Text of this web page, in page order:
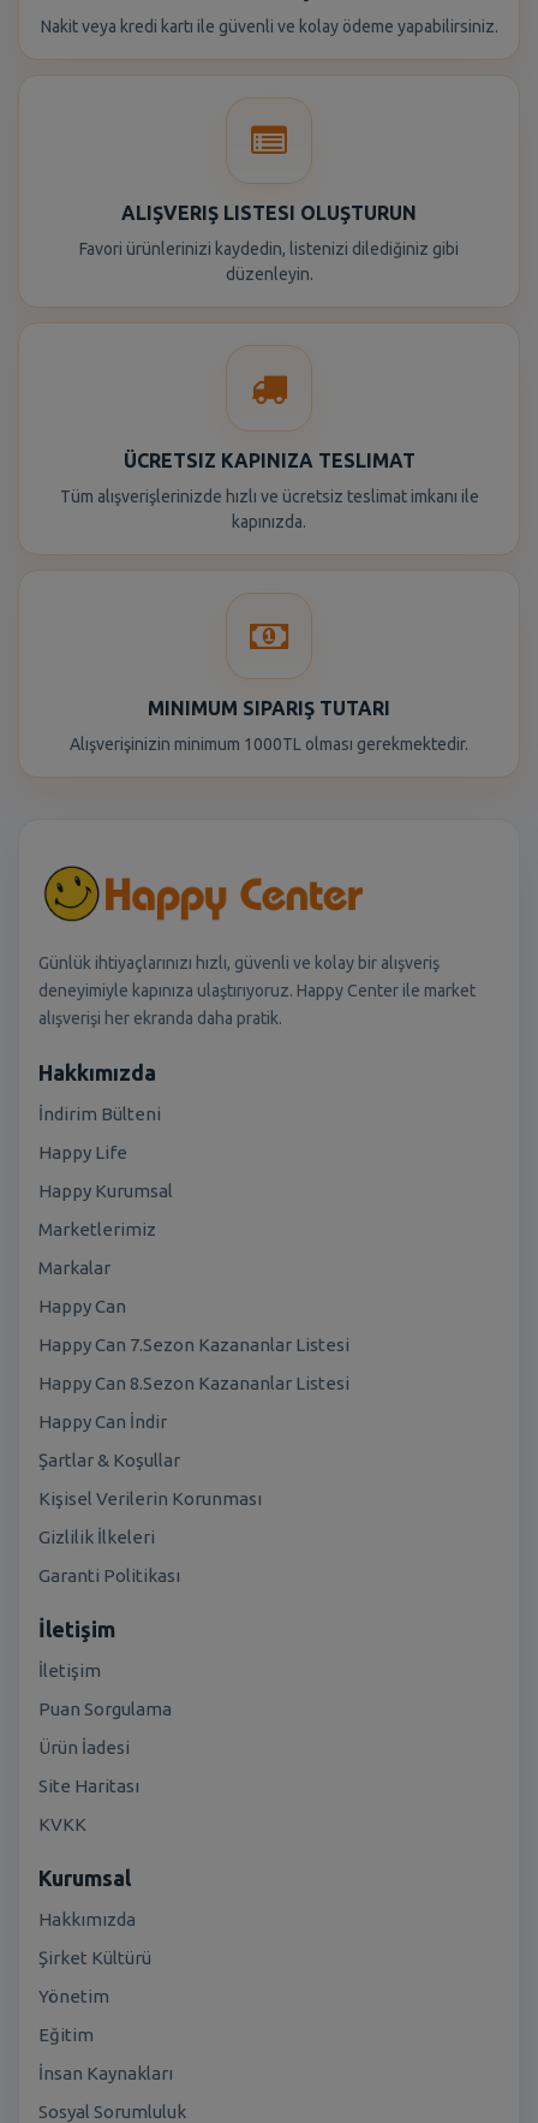
Nakit veya kredi kartı ile güvenli ve kolay ödeme yapabilirsiniz.
ALIŞVERIŞ LISTESI OLUŞTURUN
Favori ürünlerinizi kaydedin, listenizi dilediğiniz gibi
düzenleyin.
ÜCRETSIZ KAPINIZA TESLIMAT
Tüm alışverişlerinizde hızlı ve ücretsiz teslimat imkanı ile
kapınızda.
MINIMUM SIPARIŞ TUTARI
Alışverişinizin minimum 1000TL olması gerekmektedir.
Günlük ihtiyaçlarınızı hızlı, güvenli ve kolay bir alışveriş
deneyimiyle kapınıza ulaştırıyoruz. Happy Center ile market
alışverişi her ekranda daha pratik.
Hakkımızda
İndirim Bülteni
Happy Life
Happy Kurumsal
Marketlerimiz
Markalar
Happy Can
Happy Can 7.Sezon Kazananlar Listesi
Happy Can 8.Sezon Kazananlar Listesi
Happy Can İndir
Şartlar & Koşullar
Kişisel Verilerin Korunması
Gizlilik İlkeleri
Garanti Politikası
İletişim
İletişim
Puan Sorgulama
Ürün İadesi
Site Haritası
KVKK
Kurumsal
Hakkımızda
Şirket Kültürü
Yönetim
Eğitim
İnsan Kaynakları
Sosyal Sorumluluk